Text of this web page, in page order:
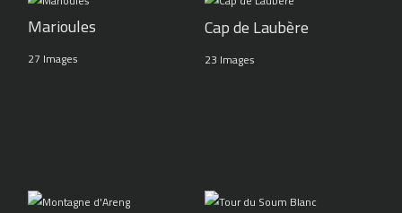
Marioules
27 Images
Cap de Laubère
23 Images